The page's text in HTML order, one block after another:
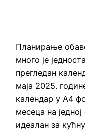
Планирање
много је
прегледан
маја 2025.
календар у А4
месеца на
идеалан за